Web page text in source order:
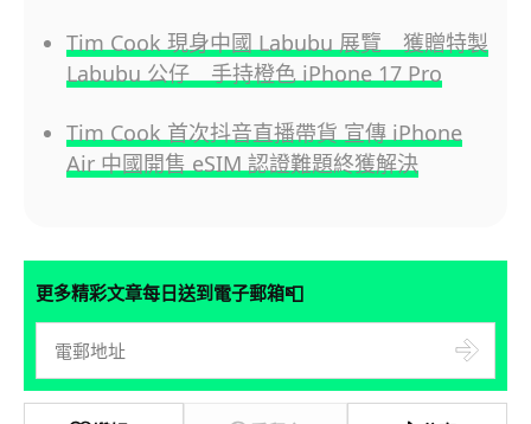
Tim Cook 現身中國 Labubu 展覽 獲贈特製
Labubu 公仔 手持橙色 iPhone 17 Pro
Tim Cook 首次抖音直播帶貨 宣傳 iPhone
Air 中國開售 eSIM 認證難題終獲解決
更多精彩文章每日送到電子郵箱📮